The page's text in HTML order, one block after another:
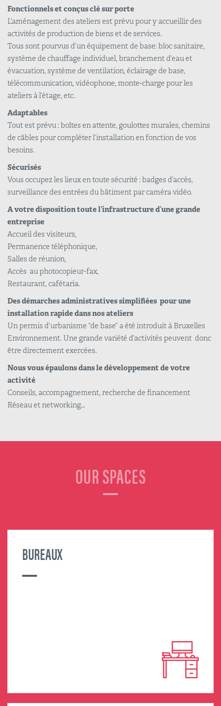
Fonctionnels et conçus clé sur porte
L’aménagement des ateliers est prévu pour y accueillir des
activités de production de biens et de services.
Tous sont pourvus d’un équipement de base: bloc sanitaire,
système de chauffage individuel, branchement d’eau et
évacuation, système de ventilation, éclairage de base,
télécommunication, vidéophone, monte-charge pour les
ateliers à l’étage, etc.
Adaptables
Tout est prévu : boîtes en attente, goulottes murales, chemins
de câbles pour compléter l’installation en fonction de vos
besoins.
Sécurisés
Vous occupez les lieux en toute sécurité : badges d’accès,
surveillance des entrées du bâtiment par caméra vidéo.
A votre disposition toute l’infrastructure d’une grande
entreprise
Accueil des visiteurs,
Permanence téléphonique,
Salles de réunion,
Accès au photocopieur-fax,
Restaurant, cafétaria.
Des démarches administratives simplifiées pour une
installation rapide dans nos ateliers
Un permis d’urbanisme “de base” a été introduit à Bruxelles
Environnement. Une grande variété d’activités peuvent donc
être directement exercées.
Nous vous épaulons dans le développement de votre
activité
Conseils, accompagnement, recherche de financement
Réseau et networking…
OUR SPACES
BUREAUX